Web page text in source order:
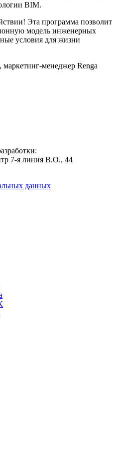
BIM.
Эта программа позволит
модель инженерных
условия для жизни
менеджер Renga
7-я линия В.О., 44
данных